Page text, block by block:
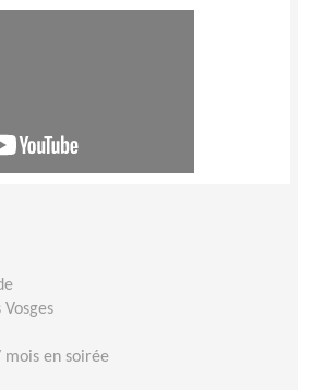
mois en soirée